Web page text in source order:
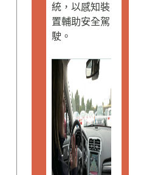
統，以感知裝
置輔助安全駕
駛。